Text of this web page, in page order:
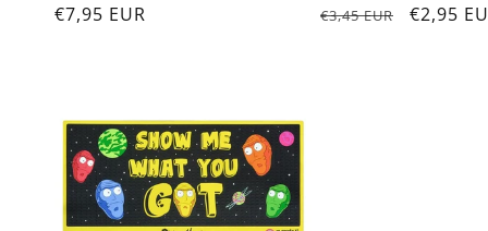
Prix
€7,95 EUR
Prix
€3,45 EUR
Prix
€2,95